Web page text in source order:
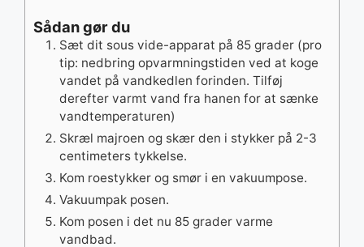
Sådan gør du
Sæt dit sous vide-apparat på 85 grader (pro
tip: nedbring opvarmningstiden ved at koge
vandet på vandkedlen forinden. Tilføj
derefter varmt vand fra hanen for at sænke
vandtemperaturen)
Skræl majroen og skær den i stykker på 2-3
centimeters tykkelse.
Kom roestykker og smør i en vakuumpose.
Vakuumpak posen.
Kom posen i det nu 85 grader varme
vandbad.